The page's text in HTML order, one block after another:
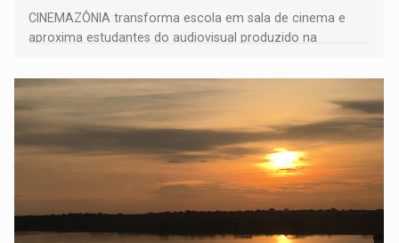
CINEMAZÔNIA transforma escola em sala de cinema e
aproxima estudantes do audiovisual produzido na